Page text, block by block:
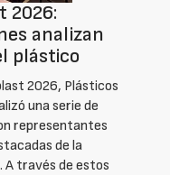
2026:
analizan
plástico
2026, Plásticos
una serie de
representantes
de la
A través de estos